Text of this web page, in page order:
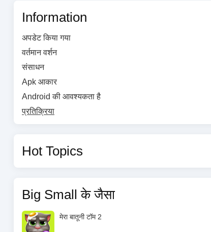
Information
अपडेट किया गया
वर्तमान वर्शन
संसाधन
Apk आकार
Android की आवश्यकता है
प्रतिक्रिया
Hot Topics
Big Small के जैसा
मेरा बातूनी टॉम 2